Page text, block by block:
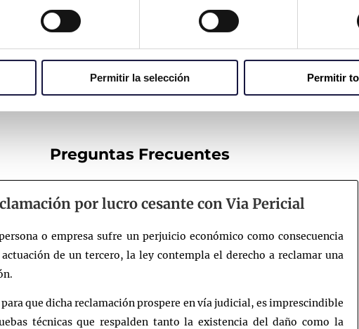
Permitir la selección Permitir
de obras (incumplimiento de contrato) en restaurante
la viabilidad y complejidad de su caso,evaluamos el
durante el correspondiente proceso de reclamación.
Preguntas Frecuentes
por lucro cesante con Via Pericial
o empresa sufre un perjuicio económico como consecuencia
de un tercero, la ley contempla el derecho a reclamar una
que dicha reclamación prospere en vía judicial, es imprescindible
técnicas que respalden tanto la existencia del daño como la